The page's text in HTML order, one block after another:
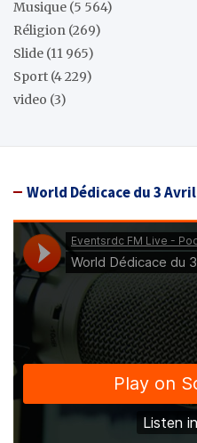
Musique (5 564)
Réligion (269)
Slide (11 965)
Sport (4 229)
video (3)
World Dédicace du 3 Avril